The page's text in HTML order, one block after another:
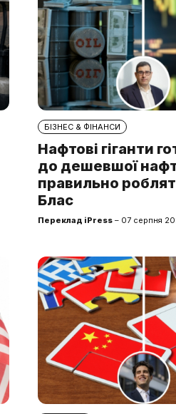
БІЗНЕС & ФІНАНСИ
Нафтові гіганти
до дешевшої
правильно
Блас
Переклад iPress – 07 серпня